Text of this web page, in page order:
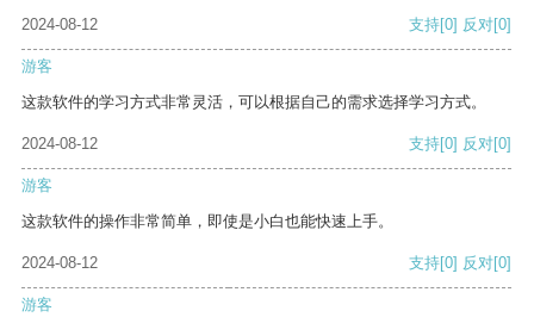
2024-08-12
支持[0] 反对[0]
游客
这款软件的学习方式非常灵活，可以根据自己的需求选择学习方式。
2024-08-12 支持[0] 反对[0]
游客
这款软件的操作非常简单，即使是小白也能快速上手。
2024-08-12 支持[0] 反对[0]
游客